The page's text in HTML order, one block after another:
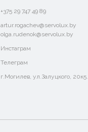
+375 29 747 49 89
artur.rogachev@servolux.by
olga.rudenok@servolux.by
Инстаграм
Телеграм
г.Могилев, ул.Залуцкого, 20к5.